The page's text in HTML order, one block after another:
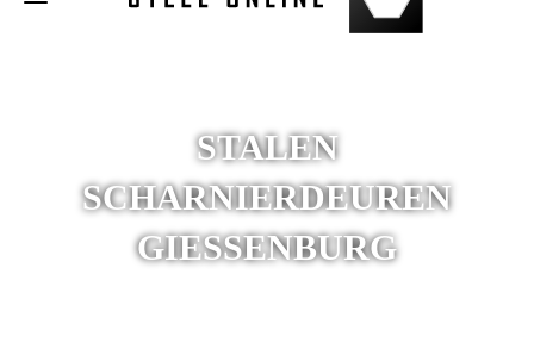
STALEN
SCHARNIERDEUREN
GIESSENBURG